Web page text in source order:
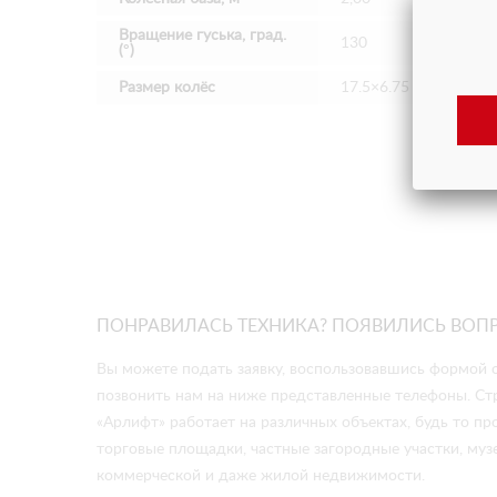
Вращение гуська, град.
(°)
130
Размер колёс 17.5×6.75
ПОНРАВИЛАСЬ ТЕХНИКА? ПОЯВИЛИСЬ
Вы можете подать заявку, воспользовавшись формой
позвонить нам на ниже представленные телефоны.
«Арлифт» работает на различных объектах, будь то
торговые площадки, частные загородные участки,
коммерческой и даже жилой недвижимости.